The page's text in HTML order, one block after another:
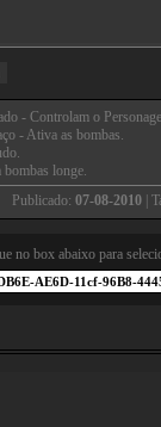
- Controlam o
- Ativa as bombas.
bombas longe.
Publicado: 07-08-2010|
no box abaixo para